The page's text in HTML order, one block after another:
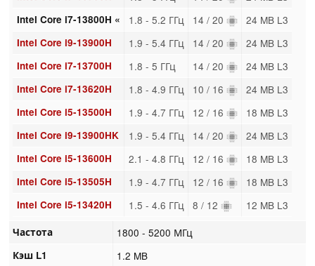
Intel Core i7-13800H « 1.8 - 5.2 ГГц 14 / 20 24 MB L3
Intel Core i9-13900H 1.9 - 5.4 ГГц 14 / 20 24 MB L3
Intel Core i7-13700H 1.8 - 5 ГГц 14 / 20 24 MB L3
Intel Core i7-13620H 1.8 - 4.9 ГГц 10 / 16 24 MB L3
Intel Core i5-13500H 1.9 - 4.7 ГГц 12 / 16 18 MB L3
Intel Core i9-13900HK 1.9 - 5.4 ГГц 14 / 20 24 MB L3
Intel Core i5-13600H 2.1 - 4.8 ГГц 12 / 16 18 MB L3
Intel Core i5-13505H 1.9 - 4.7 ГГц 12 / 16 18 MB L3
Intel Core i5-13420H 1.5 - 4.6 ГГц 8 / 12 12 MB L3
Частота 1800 - 5200 МГц
Кэш L1 1.2 MB